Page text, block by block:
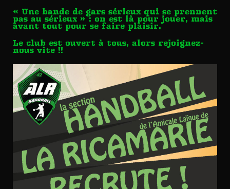
« Une bande de gars sérieux qui se prennent
pas au sérieux » : on est là pour jouer, mais
avant tout pour se faire plaisir.
Le club est ouvert à tous, alors rejoignez-
nous vite !!